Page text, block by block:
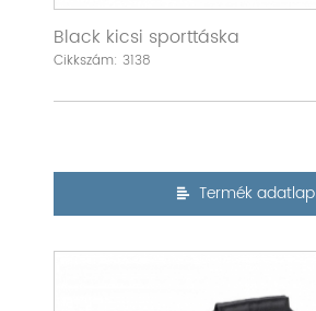
Black kicsi sporttáska
Cikkszám: 3138
Termék adatlap